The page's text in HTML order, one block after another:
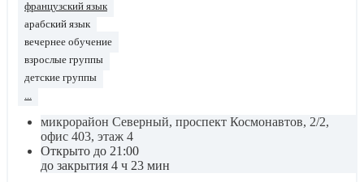
французский язык
арабский язык
вечернее обучение
взрослые группы
детские группы
...
микрорайон Северный, проспект Космонавтов, 2/2,
офис 403, этаж 4
Открыто до 21:00
до закрытия 4 ч 23 мин